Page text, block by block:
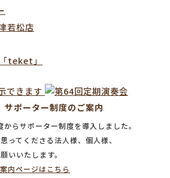
若松店
teket」
できます
ポーター制度のご案内
らサポーター制度を導入しました。
ってくださる法人様、個人様、
いいたします。
内ページはこちら